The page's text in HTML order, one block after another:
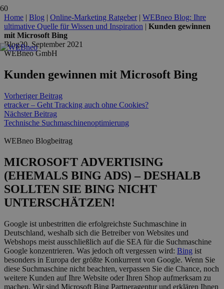
Home | Blog | Online-Marketing Ratgeber| WEBneo Blog: Ihre
ultimative Quelle für Wissen und Inspiration | Kunden gewinnen
mit Microsoft Bing
Blog20. September 2021
WEBneo GmbH
Kunden gewinnen mit Microsoft Bing
Vorheriger Beitrag
etracker – Geht Tracking auch ohne Cookies?
Nächster Beitrag
Technische Suchmaschinenoptimierung
WEBneo Blogbeitrag
MICROSOFT ADVERTISING
(EHEMALS BING ADS) – DESHALB
SOLLTEN SIE BING NICHT
UNTERSCHÄTZEN!
Google ist unbestritten die erfolgreichste Suchmaschine in
Deutschland, weshalb sich die Betreiber von Websites und
Webshops meist ausschließlich auf die SEA für die Suchmaschine
Google konzentrieren. Was jedoch oft vergessen wird: Bing ist
besonders in Europa der größte Konkurrent von Google. Wenn Sie
diese Suchmaschine nicht beachten, verpassen Sie die Chance, noch
weitere Kunden auf Ihre Website oder Ihren Shop aufmerksam zu
machen. Wir sind Microsoft Bing Partneragentur und erklären Ihnen